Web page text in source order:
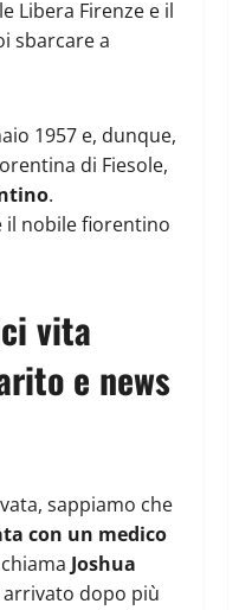
Libera Firenze e il
sbarcare a
1957 e, dunque,
di Fiesole,
.
il nobile fiorentino
vita
e news
sappiamo che
con un medico
Joshua
dopo più